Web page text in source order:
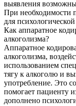
выявления
При необходимости
для
Как аппаратное
алкоголизма?
Аппаратное
алкоголизма,
использованием
тягу к алкоголю и
употребление. Это
помогает пациенту
дополнено